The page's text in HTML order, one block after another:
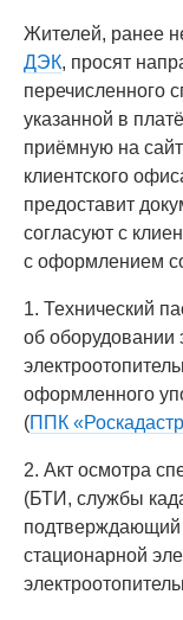
Жителей, ранее
ДЭК, просят
перечисленного
указанной в
приёмную на
клиентского
предоставит
согласуют с
с оформлением
1. Технический
об оборудовании
оформленного
(ППК
2. Акт осмотра
(БТИ, службы
подтверждающий
стационарной